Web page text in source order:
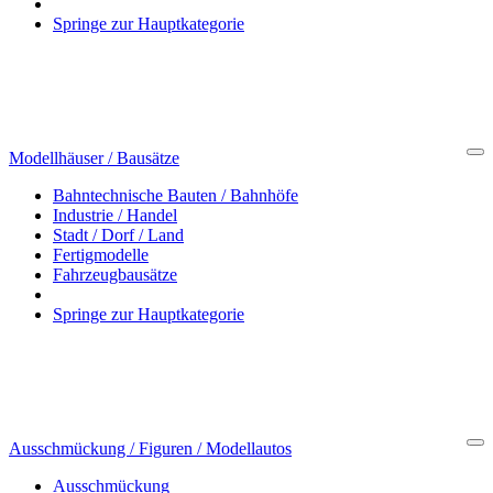
Springe zur Hauptkategorie
Modellhäuser / Bausätze
Bahntechnische Bauten / Bahnhöfe
Industrie / Handel
Stadt / Dorf / Land
Fertigmodelle
Fahrzeugbausätze
Springe zur Hauptkategorie
Ausschmückung / Figuren / Modellautos
Ausschmückung